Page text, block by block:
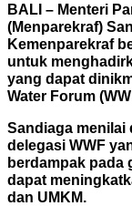
BALI – Menteri
(Menparekraf)
Kemenparekraf
untuk
yang dapat
Water Forum
Sandiaga menilai
delegasi WWF
berdampak pada
dapat
dan UMKM.